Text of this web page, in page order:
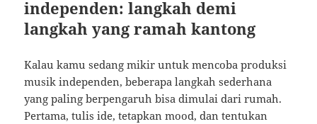
independen: langkah demi
langkah yang ramah kantong
Kalau kamu sedang mikir untuk mencoba produksi
musik independen, beberapa langkah sederhana
yang paling berpengaruh bisa dimulai dari rumah.
Pertama, tulis ide, tetapkan mood, dan tentukan